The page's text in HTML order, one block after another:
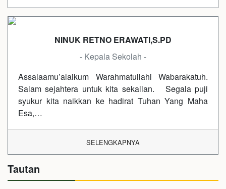
NINUK RETNO ERAWATI,S.PD
- Kepala Sekolah -
Assalaamu’alaikum Warahmatullahi Wabarakatuh.
Salam sejahtera untuk kita sekalian. Segala puji
syukur kita naikkan ke hadirat Tuhan Yang Maha
Esa,…
SELENGKAPNYA
Tautan